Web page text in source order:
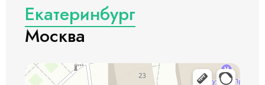
Екатеринбург
Москва